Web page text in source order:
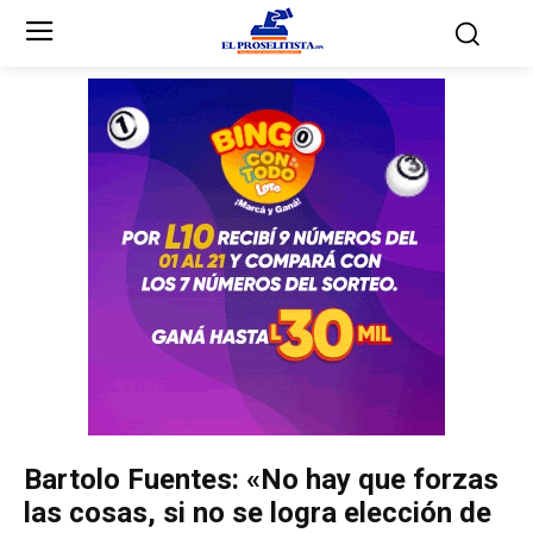
Partidos Políticos
Partido Liberal
Unificación Democrática
Anticorrupción
Partidos Políticos
Partido Liberal
Unificación Democrática
Anticorrupción
Bartolo Fuentes: «No hay que forzas
las cosas, si no se logra elección de